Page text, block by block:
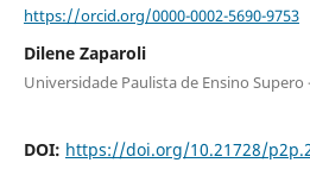
https://orcid.org/0000-0002-5690-9753
Dilene Zaparoli
Universidade Paulista de Ensino Supero
DOI: https://doi.org/10.21728/